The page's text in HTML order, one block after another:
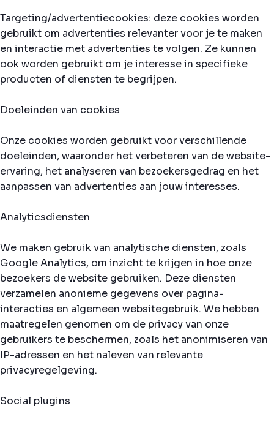
Targeting/advertentiecookies: deze cookies worden
gebruikt om advertenties relevanter voor je te maken
en interactie met advertenties te volgen. Ze kunnen
ook worden gebruikt om je interesse in specifieke
producten of diensten te begrijpen.
Doeleinden van cookies
Onze cookies worden gebruikt voor verschillende
doeleinden, waaronder het verbeteren van de website-
ervaring, het analyseren van bezoekersgedrag en het
aanpassen van advertenties aan jouw interesses.
Analyticsdiensten
We maken gebruik van analytische diensten, zoals
Google Analytics, om inzicht te krijgen in hoe onze
bezoekers de website gebruiken. Deze diensten
verzamelen anonieme gegevens over pagina-
interacties en algemeen websitegebruik. We hebben
maatregelen genomen om de privacy van onze
gebruikers te beschermen, zoals het anonimiseren van
IP-adressen en het naleven van relevante
privacyregelgeving.
Social plugins